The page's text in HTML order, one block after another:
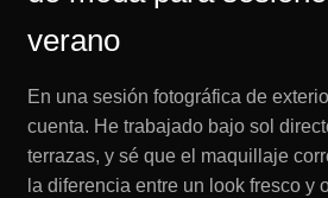
verano
En una sesión fotográfica de
cuenta. He trabajado bajo sol
terrazas, y sé que el maquillaje
la diferencia entre un look fresco y